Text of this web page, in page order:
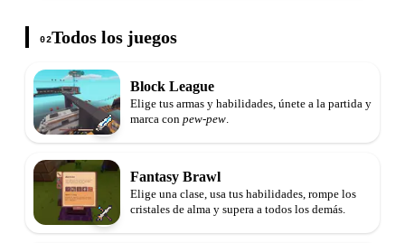
02Todos los juegos
Block League
Elige tus armas y habilidades, únete a la partida y
marca con pew-pew.
Fantasy Brawl
Elige una clase, usa tus habilidades, rompe los
cristales de alma y supera a todos los demás.